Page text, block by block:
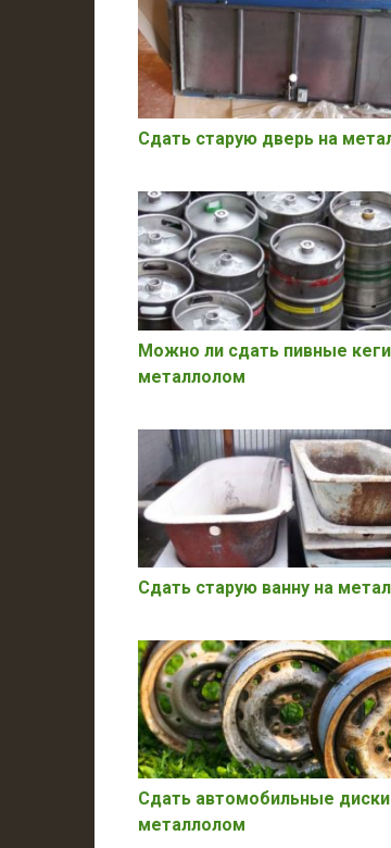
Сдать старую дверь на
Можно ли сдать пивные
металлолом
Сдать старую ванну на
Сдать автомобильные
металлолом